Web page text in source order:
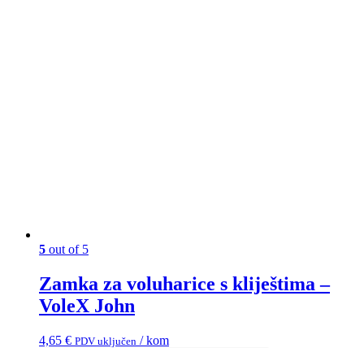
5 out of 5
Zamka za voluharice s kliještima –
VoleX John
4,65 € PDV uključen / kom